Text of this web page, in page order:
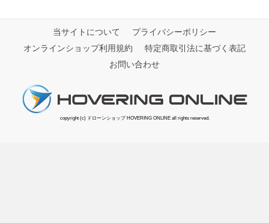
当サイトについて
プライバシーポリシー
オンラインショップ利用規約
特定商取引法に基づく表記
お問い合わせ
copyright (c) ドローンショップ HOVERING ONLINE all rights reserved.